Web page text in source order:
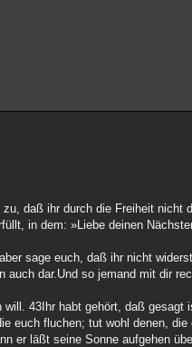
daß ihr durch die Freiheit
in dem: »Liebe deinen
sage euch, daß ihr nicht
dar.Und so jemand mit dir
43Ihr habt gehört, daß gesagt
euch fluchen; tut wohl denen,
er läßt seine Sonne aufgehen